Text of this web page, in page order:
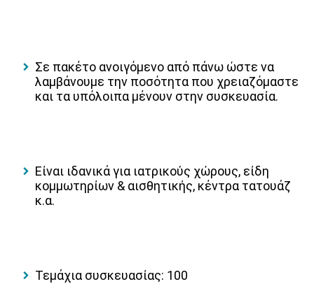
Σε πακέτο ανοιγόμενο από πάνω ώστε να
λαμβάνουμε την ποσότητα που χρειαζόμαστε
και τα υπόλοιπα μένουν στην συσκευασία.
Είναι ιδανικά για ιατρικούς χώρους, είδη
κομμωτηρίων & αισθητικής, κέντρα τατουάζ
κ.α.
Τεμάχια συσκευασίας: 100